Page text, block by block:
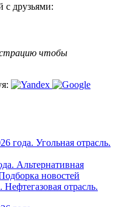
с друзьями:
чтобы
года. Угольная отрасль.
Альтернативная
новостей
отрасль.